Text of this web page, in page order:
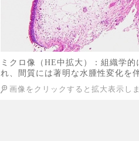
ミクロ像（HE中拡大）：組織学
れ、間質には著明な水腫性変化を
画像をクリックすると拡大表示しま